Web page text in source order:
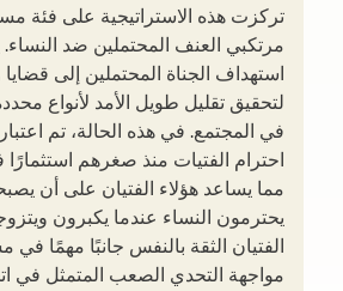
تركزت هذه الاستراتيجية على فئة
مرتكبي العنف المحتملين ضد
استهداف الجناة المحتملين إلى
لتحقيق تقليل طويل الأمد لأنواع
في المجتمع. في هذه الحالة، تم اعتبار
احترام الفتيات منذ صغرهم
مما يساعد هؤلاء الفتيان على أن
يحترمون النساء عندما يكبرون
الفتيان الثقة بالنفس جانبًا مهمًا
مواجهة التحدي الصعب المتمثل في